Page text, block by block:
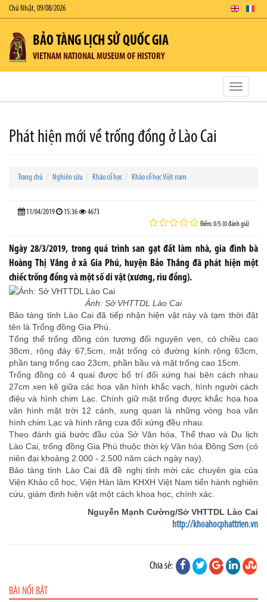
Chủ Nhật, 09/08/2026
BẢO TÀNG LỊCH SỬ QUỐC GIA
VIETNAM NATIONAL MUSEUM OF HISTORY
Toggle
Phát hiện mới về trống đồng ở Lào Cai
Trang chủ Nghiên cứu Khảo cổ học Khảo cổ học Việt nam
11/04/2019 15:36 4673
Điểm: 0/5 (0 đánh giá)
Ngày 28/3/2019, trong quá trình san gạt đất làm nhà, gia đình bà
Hoàng Thị Vắng ở xã Gia Phú, huyện Bảo Thắng đã phát hiện một
chiếc trống đồng và một số di vật (xương, rìu đồng).
Ảnh: Sở VHTTDL Lào Cai
Bảo tàng tỉnh Lào Cai đã tiếp nhận hiện vật này và tạm thời đặt
tên là Trống đồng Gia Phú.
Tổng thể trống đồng còn tương đối nguyên vẹn, có chiều cao
38cm, rộng đáy 67,5cm, mặt trống có đường kính rộng 63cm,
phần tang trống cao 23cm, phần bầu và mặt trống cao 15cm.
Trống đồng có 4 quai được bố trí đối xứng hai bên cách nhau
27cm xen kẽ giữa các hoa văn hình khắc vạch, hình người cách
điệu và hình chim Lạc. Chính giữ mặt trống được khắc họa hoa
văn hình mặt trời 12 cánh, xung quan là những vòng hoa văn
hình chim Lạc và hình răng cưa đối xứng đều nhau.
Theo đánh giá bước đầu của Sở Văn hóa, Thể thao và Du lịch
Lào Cai, trống đồng Gia Phú thuộc thời kỳ Văn hóa Đông Sơn (có
niên đại khoảng 2.000 - 2.500 năm cách ngày nay).
Bảo tàng tỉnh Lào Cai đã đề nghị tỉnh mời các chuyên gia của
Viện Khảo cổ học, Viện Hàn lâm KHXH Việt Nam tiến hành nghiên
cứu, giám định hiện vật một cách khoa học, chính xác.
Nguyễn Mạnh Cường/Sở VHTTDL Lào Cai
http://khoahocphattrien.vn
Chia sẻ:
BÀI NỔI BẬT